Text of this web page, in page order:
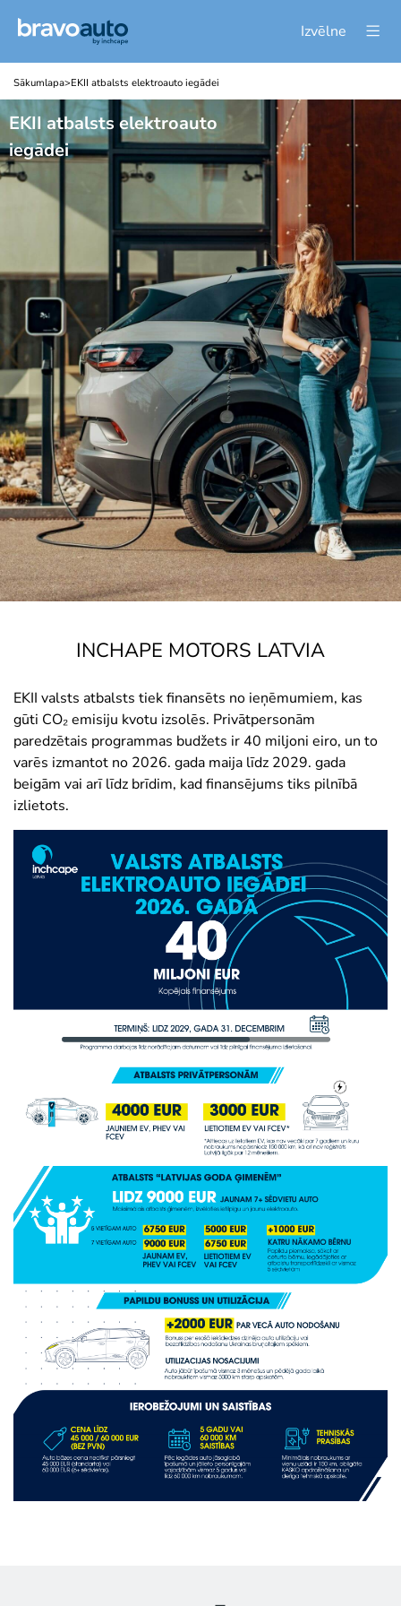
Izvēlne
Sākumlapa>EKII atbalsts elektroauto iegādei
EKII atbalsts elektroauto
iegādei
INCHAPE MOTORS LATVIA
EKII valsts atbalsts tiek finansēts no ieņēmumiem, kas
gūti CO₂ emisiju kvotu izsolēs. Privātpersonām
paredzētais programmas budžets ir 40 miljoni eiro, un to
varēs izmantot no 2026. gada maija līdz 2029. gada
beigām vai arī līdz brīdim, kad finansējums tiks pilnībā
izlietots.